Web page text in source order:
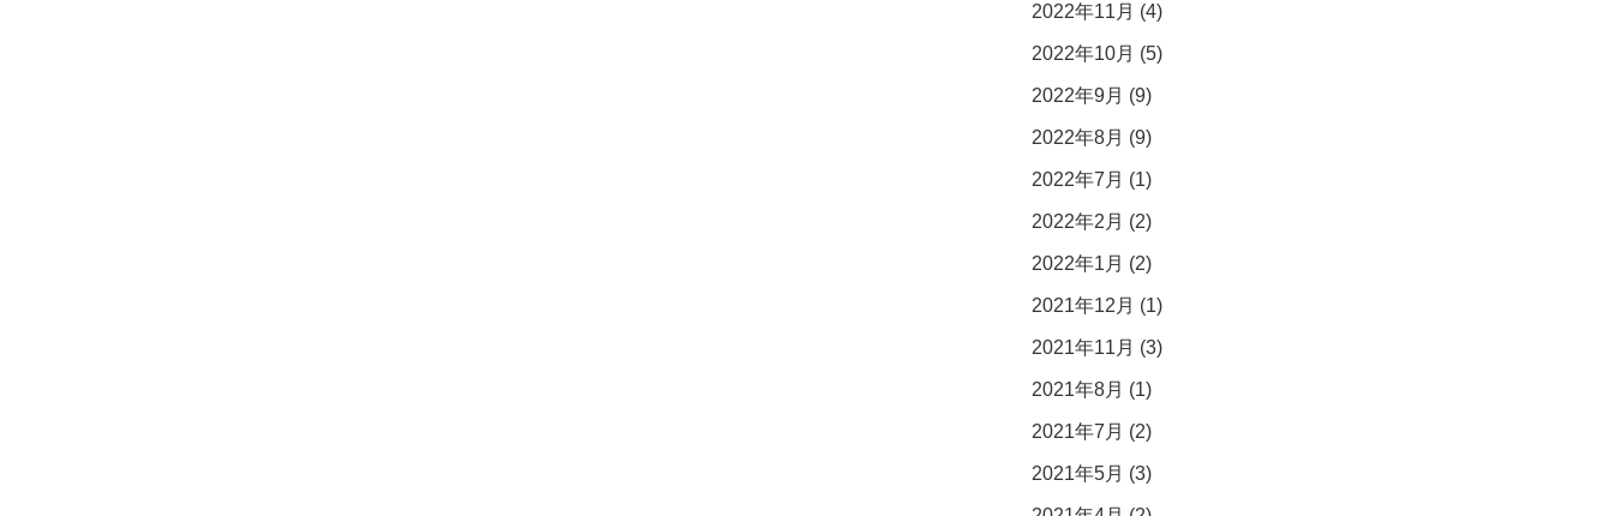
2022年11月 (4)
2022年10月 (5)
2022年9月 (9)
2022年8月 (9)
2022年7月 (1)
2022年2月 (2)
2022年1月 (2)
2021年12月 (1)
2021年11月 (3)
2021年8月 (1)
2021年7月 (2)
2021年5月 (3)